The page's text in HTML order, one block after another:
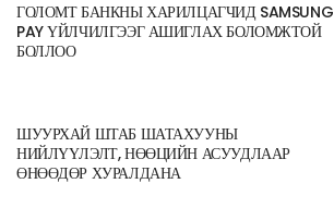
ГОЛОМТ БАНКНЫ ХАРИЛЦАГЧИД SAMSUNG
PAY ҮЙЛЧИЛГЭЭГ АШИГЛАХ БОЛОМЖТОЙ
БОЛЛОО
ШУУРХАЙ ШТАБ ШАТАХУУНЫ
НИЙЛҮҮЛЭЛТ, НӨӨЦИЙН АСУУДЛААР
ӨНӨӨДӨР ХУРАЛДАНА